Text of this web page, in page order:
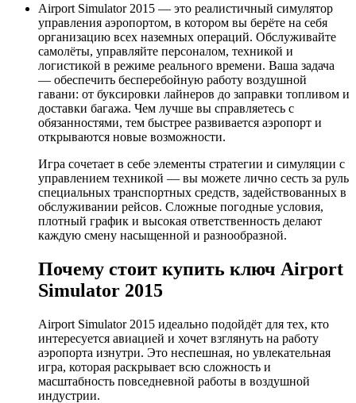
Airport Simulator 2015 — это реалистичный симулятор
управления аэропортом, в котором вы берёте на себя
организацию всех наземных операций. Обслуживайте
самолёты, управляйте персоналом, техникой и
логистикой в режиме реального времени. Ваша задача
— обеспечить бесперебойную работу воздушной
гавани: от буксировки лайнеров до заправки топливом и
доставки багажа. Чем лучше вы справляетесь с
обязанностями, тем быстрее развивается аэропорт и
открываются новые возможности.
Игра сочетает в себе элементы стратегии и симуляции с
управлением техникой — вы можете лично сесть за руль
специальных транспортных средств, задействованных в
обслуживании рейсов. Сложные погодные условия,
плотный график и высокая ответственность делают
каждую смену насыщенной и разнообразной.
Почему стоит купить ключ Airport
Simulator 2015
Airport Simulator 2015 идеально подойдёт для тех, кто
интересуется авиацией и хочет взглянуть на работу
аэропорта изнутри. Это неспешная, но увлекательная
игра, которая раскрывает всю сложность и
масштабность повседневной работы в воздушной
индустрии.